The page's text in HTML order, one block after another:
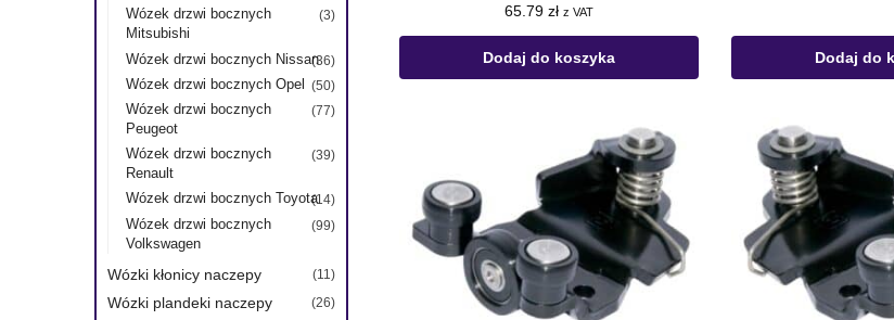
65.79 zł z VAT
Dodaj do koszyka Dodaj do
Wózek drzwi bocznych
Mitsubishi
(3)
Wózek drzwi bocznych Nissan(36)
Wózek drzwi bocznych Opel (50)
Wózek drzwi bocznych
Peugeot
(77)
Wózek drzwi bocznych
Renault
(39)
Wózek drzwi bocznych Toyota(14)
Wózek drzwi bocznych
Volkswagen
(99)
Wózki kłonicy naczepy (11)
Wózki plandeki naczepy (26)